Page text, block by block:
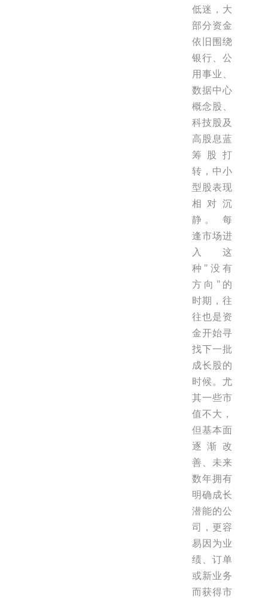
低迷，大
部分资金
依旧围绕
银行、公
用事业、
数据中心
概念股、
科技股及
高股息蓝
筹股打
转，中小
型股表现
相对沉
静。 每
逢市场进
入这
种"没有
方向"的
时期，往
往也是资
金开始寻
找下一批
成长股的
时候。尤
其一些市
值不大，
但基本面
逐渐改
善、未来
数年拥有
明确成长
潜能的公
司，更容
易因为业
绩、订单
或新业务
而获得市